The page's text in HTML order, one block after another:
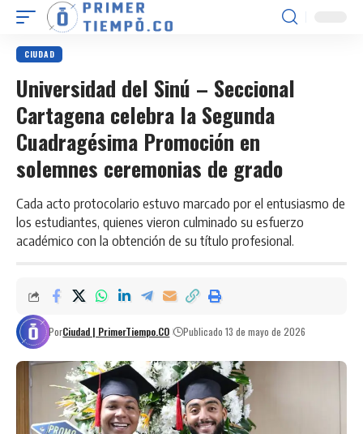
CIUDAD
Universidad del Sinú – Seccional
Cartagena celebra la Segunda
Cuadragésima Promoción en
solemnes ceremonias de grado
Cada acto protocolario estuvo marcado por el entusiasmo de
los estudiantes, quienes vieron culminado su esfuerzo
académico con la obtención de su título profesional.
PorCiudad | PrimerTiempo.CO Publicado 13 de mayo de 2026